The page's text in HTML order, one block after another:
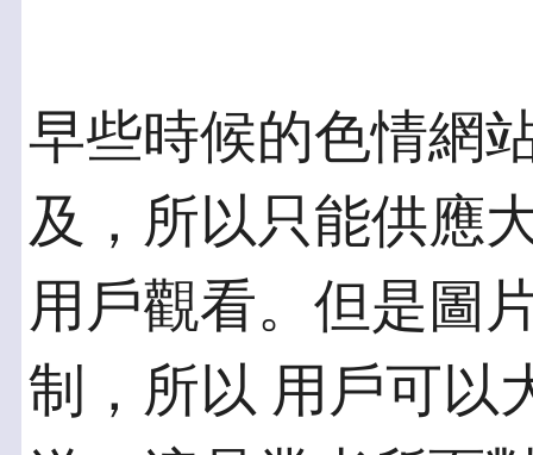
早些時候的色情網
及，所以只能供應
用戶觀看。但是圖
制，所以 用戶可以